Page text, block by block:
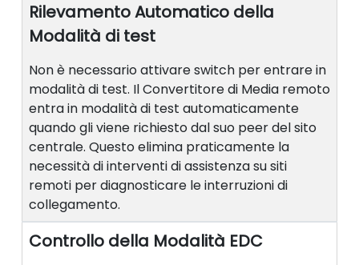
Rilevamento Automatico della
Modalità di test
Non è necessario attivare switch per entrare in
modalità di test. Il Convertitore di Media remoto
entra in modalità di test automaticamente
quando gli viene richiesto dal suo peer del sito
centrale. Questo elimina praticamente la
necessità di interventi di assistenza su siti
remoti per diagnosticare le interruzioni di
collegamento.
Controllo della Modalità EDC